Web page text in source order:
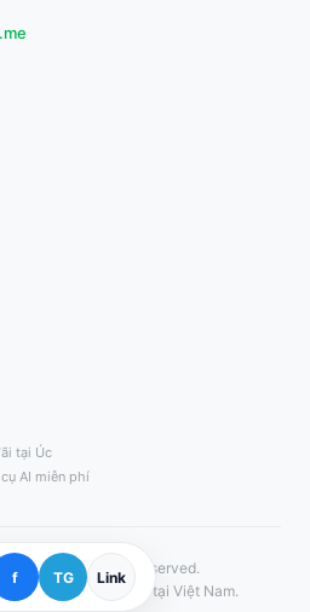
f TG Link
tại Úc
AI miễn phí
All rights reserved.
người tìm việc thời vụ tại Việt Nam.